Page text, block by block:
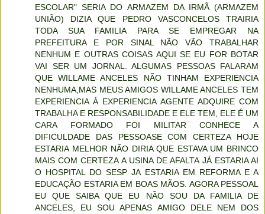
ESCOLAR" SERIA DO ARMAZEM DA IRMÃ (ARMAZEM
UNIÃO) DIZIA QUE PEDRO VASCONCELOS TRAIRIA
TODA SUA FAMILIA PARA SE EMPREGAR NA
PREFEITURA E POR SINAL NÃO VÃO TRABALHAR
NENHUM E OUTRAS COISAS AQUI SE EU FOR BOTAR
VAI SER UM JORNAL. ALGUMAS PESSOAS FALARAM
QUE WILLAME ANCELES NÃO TINHAM EXPERIENCIA
NENHUMA,MAS MEUS AMIGOS WILLAME ANCELES TEM
EXPERIENCIA Á EXPERIENCIA AGENTE ADQUIRE COM
TRABALHA E RESPONSABILIDADE E ELE TEM, ELE É UM
CARA FORMADO FOI MILITAR CONHECE A
DIFICULDADE DAS PESSOASE COM CERTEZA HOJE
ESTARIA MELHOR NÃO DIRIA QUE ESTAVA UM BRINCO
MAIS COM CERTEZA A USINA DE AFALTA JÁ ESTARIA AI
O HOSPITAL DO SESP JA ESTARIA EM REFORMA E A
EDUCAÇÃO ESTARIA EM BOAS MÃOS. AGORA PESSOAL
EU QUE SAIBA QUE EU NÃO SOU DA FAMILIA DE
ANCELES, EU SOU APENAS AMIGO DELE NEM DOS